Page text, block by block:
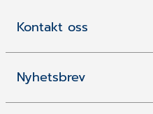
Kontakt oss
Nyhetsbrev